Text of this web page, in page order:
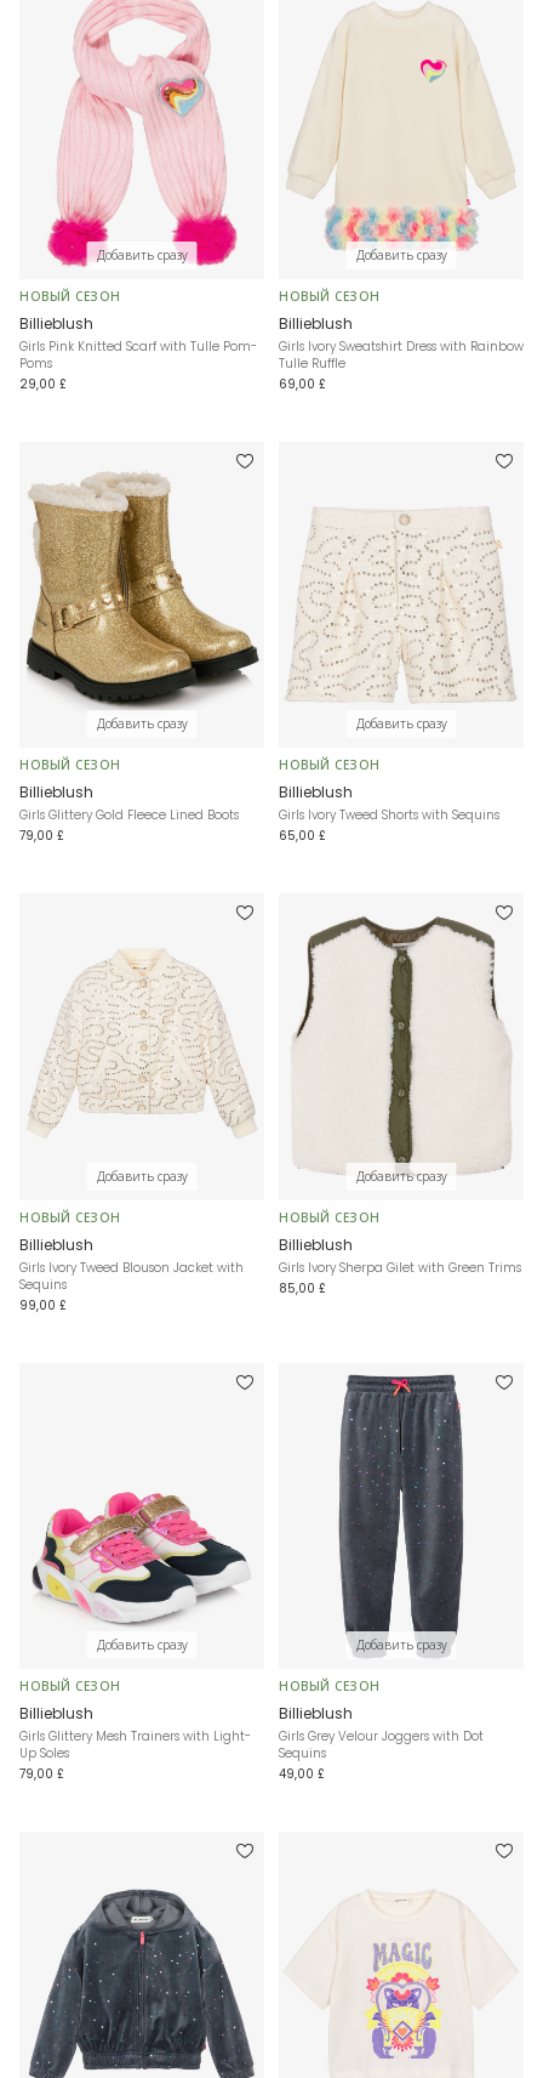
Добавить сразу
НОВЫЙ СЕЗОН
Billieblush
Girls Pink Knitted Scarf with Tulle Pom-
Poms
29,00 £
Добавить сразу
НОВЫЙ СЕЗОН
Billieblush
Girls Ivory Sweatshirt Dress with Rainbow
Tulle Ruffle
69,00 £
Добавить сразу
НОВЫЙ СЕЗОН
Billieblush
Girls Glittery Gold Fleece Lined Boots
79,00 £
Добавить сразу
НОВЫЙ СЕЗОН
Billieblush
Girls Ivory Tweed Shorts with Sequins
65,00 £
Добавить сразу
НОВЫЙ СЕЗОН
Billieblush
Girls Ivory Tweed Blouson Jacket with
Sequins
99,00 £
Добавить сразу
НОВЫЙ СЕЗОН
Billieblush
Girls Ivory Sherpa Gilet with Green Trims
85,00 £
Добавить сразу
НОВЫЙ СЕЗОН
Billieblush
Girls Glittery Mesh Trainers with Light-
Up Soles
79,00 £
Добавить сразу
НОВЫЙ СЕЗОН
Billieblush
Girls Grey Velour Joggers with Dot
Sequins
49,00 £